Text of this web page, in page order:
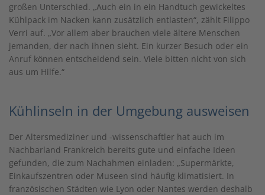
großen Unterschied. „Auch ein in ein Handtuch gewickeltes
Kühlpack im Nacken kann zusätzlich entlasten“, zählt Filippo
Verri auf. „Vor allem aber brauchen viele ältere Menschen
jemanden, der nach ihnen sieht. Ein kurzer Besuch oder ein
Anruf können entscheidend sein. Viele bitten nicht von sich
aus um Hilfe.“
Kühlinseln in der Umgebung ausweisen
Der Altersmediziner und -wissenschaftler hat auch im
Nachbarland Frankreich bereits gute und einfache Ideen
gefunden, die zum Nachahmen einladen: „Supermärkte,
Einkaufszentren oder Museen sind häufig klimatisiert. In
französischen Städten wie Lyon oder Nantes werden deshalb